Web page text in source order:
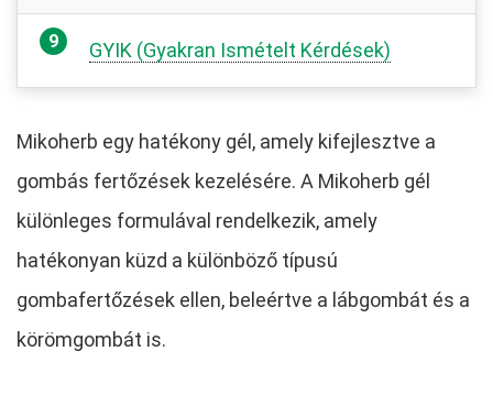
GYIK (Gyakran Ismételt Kérdések)
Mikoherb egy hatékony gél, amely kifejlesztve a
gombás fertőzések kezelésére. A Mikoherb gél
különleges formulával rendelkezik, amely
hatékonyan küzd a különböző típusú
gombafertőzések ellen, beleértve a lábgombát és a
körömgombát is.